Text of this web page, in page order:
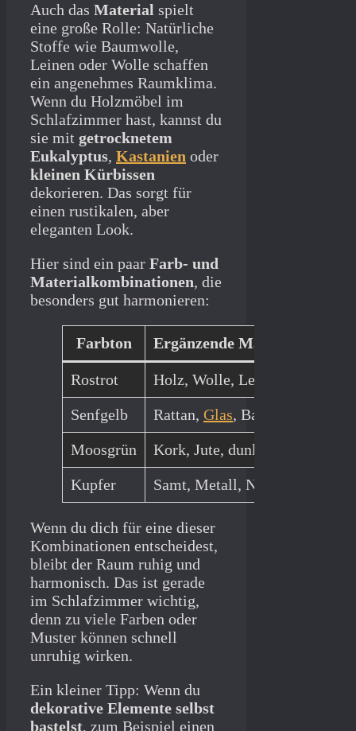
Auch das Material spielt
eine große Rolle: Natürliche
Stoffe wie Baumwolle,
Leinen oder Wolle schaffen
ein angenehmes Raumklima.
Wenn du Holzmöbel im
Schlafzimmer hast, kannst du
sie mit getrocknetem
Eukalyptus, Kastanien oder
kleinen Kürbissen
dekorieren. Das sorgt für
einen rustikalen, aber
eleganten Look.
Hier sind ein paar Farb- und
Materialkombinationen, die
besonders gut harmonieren:
Farbton Ergänzende Materialien
Rostrot Holz, Wolle, Leinen
Senfgelb
Rattan, Glas, Baumwolle
Moosgrün
Kork, Jute, dunkles Holz
Kupfer
Samt, Metall, Naturstein
Wenn du dich für eine dieser
Kombinationen entscheidest,
bleibt der Raum ruhig und
harmonisch. Das ist gerade
im Schlafzimmer wichtig,
denn zu viele Farben oder
Muster können schnell
unruhig wirken.
Ein kleiner Tipp: Wenn du
dekorative Elemente selbst
bastelst, zum Beispiel einen